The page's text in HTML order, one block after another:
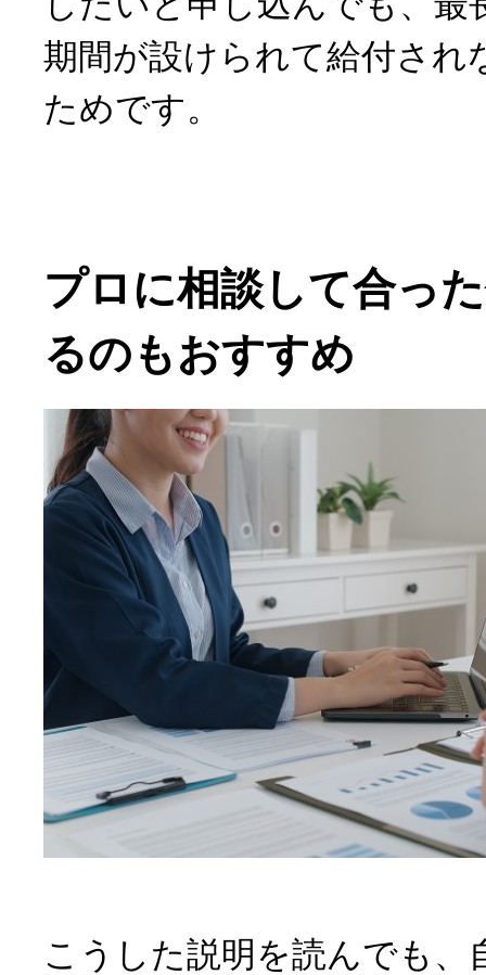
期間が設けられて給付され
ためです。
プロに相談して合っ
るのもおすすめ
こうした説明を読んでも、